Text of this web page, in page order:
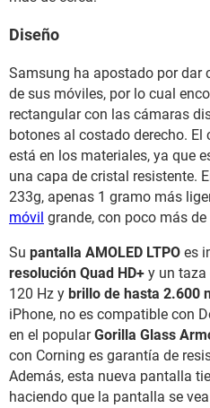
Diseño
Samsung ha apostado por dar
de sus móviles, por lo cual
rectangular con las cámaras
botones al costado derecho.
está en los materiales, ya que
una capa de cristal resistente.
233g, apenas 1 gramo más
móvil grande, con poco más de
Su pantalla AMOLED LTPO es
resolución Quad HD+ y un taza
120 Hz y brillo de hasta 2.600
iPhone, no es compatible con
en el popularGorilla Glass
con Corning es garantía de
Además, esta nueva pantalla
haciendo que la pantalla se